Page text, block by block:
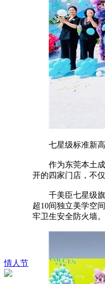
情人节
七星级标准新高
作为东莞本土成
开的四家门店，不
千美臣七星级旗
超10间独立美学空
牢卫生安全防火墙。